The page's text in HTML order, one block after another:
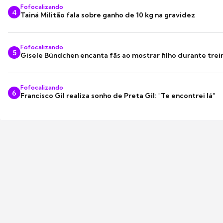
4
Fofocalizando
Tainá Militão fala sobre ganho de 10 kg na gravidez
5
Fofocalizando
Gisele Bündchen encanta fãs ao mostrar filho durante
6
Fofocalizando
Francisco Gil realiza sonho de Preta Gil: "Te encontrei lá"